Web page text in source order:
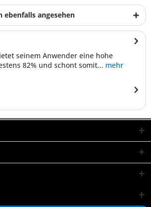
ebenfalls angesehen
seinem Anwender eine hohe
82% und schont somit... mehr